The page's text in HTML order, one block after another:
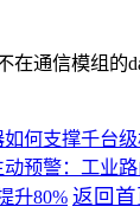
在通信模组的
何支撑千台
动预警：工业
升80% 返回首